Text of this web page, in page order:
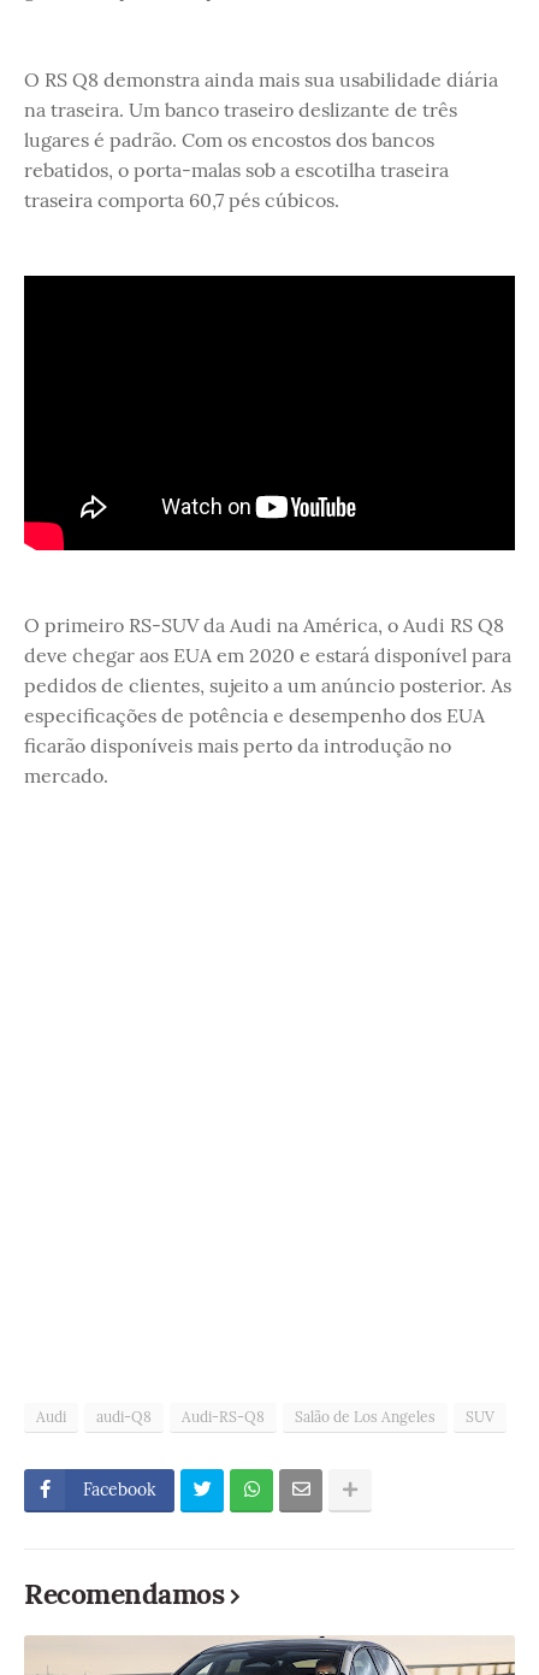
O RS Q8 demonstra ainda mais sua usabilidade diária
na traseira. Um banco traseiro deslizante de três
lugares é padrão. Com os encostos dos bancos
rebatidos, o porta-malas sob a escotilha traseira
traseira comporta 60,7 pés cúbicos.
O primeiro RS-SUV da Audi na América, o Audi RS Q8
deve chegar aos EUA em 2020 e estará disponível para
pedidos de clientes, sujeito a um anúncio posterior. As
especificações de potência e desempenho dos EUA
ficarão disponíveis mais perto da introdução no
mercado.
Audi audi-Q8 Audi-RS-Q8 Salão de Los Angeles SUV
Facebook
Recomendamos